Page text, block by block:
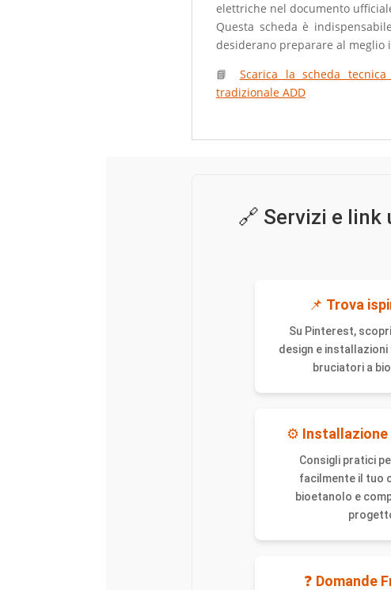
elettriche nel documento
Questa scheda è
desiderano preparare al meglio
📘 Scarica la scheda
tradizionale ADD
🔗 Servizi e
📌 Trova
Su Pinterest,
design e installazioni
bruciatori a
⚙️
Consigli pratici
facilmente il tuo
bioetanolo e
❓ Domande